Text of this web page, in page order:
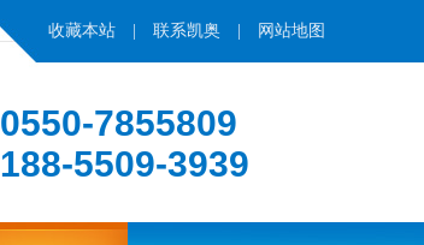
收藏本站 联系凯奥 网站地图
0550-7855809
188-5509-3939